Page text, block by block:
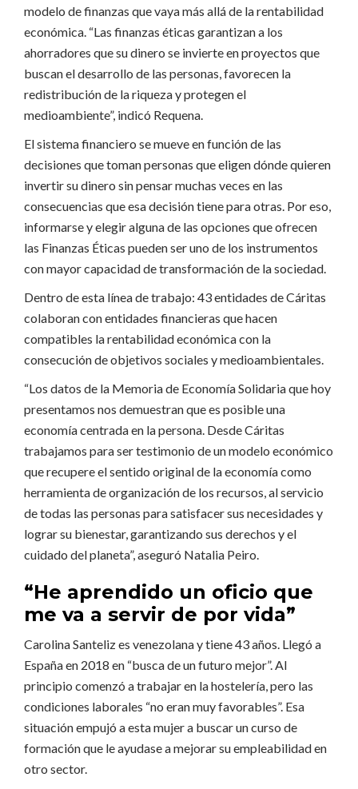
modelo de finanzas que vaya más allá de la rentabilidad
económica. “Las finanzas éticas garantizan a los
ahorradores que su dinero se invierte en proyectos que
buscan el desarrollo de las personas, favorecen la
redistribución de la riqueza y protegen el
medioambiente”, indicó Requena.
El sistema financiero se mueve en función de las
decisiones que toman personas que eligen dónde quieren
invertir su dinero sin pensar muchas veces en las
consecuencias que esa decisión tiene para otras. Por eso,
informarse y elegir alguna de las opciones que ofrecen
las Finanzas Éticas pueden ser uno de los instrumentos
con mayor capacidad de transformación de la sociedad.
Dentro de esta línea de trabajo: 43 entidades de Cáritas
colaboran con entidades financieras que hacen
compatibles la rentabilidad económica con la
consecución de objetivos sociales y medioambientales.
“Los datos de la Memoria de Economía Solidaria que hoy
presentamos nos demuestran que es posible una
economía centrada en la persona. Desde Cáritas
trabajamos para ser testimonio de un modelo económico
que recupere el sentido original de la economía como
herramienta de organización de los recursos, al servicio
de todas las personas para satisfacer sus necesidades y
lograr su bienestar, garantizando sus derechos y el
cuidado del planeta”, aseguró Natalia Peiro.
“He aprendido un oficio que
me va a servir de por vida”
Carolina Santeliz es venezolana y tiene 43 años. Llegó a
España en 2018 en “busca de un futuro mejor”. Al
principio comenzó a trabajar en la hostelería, pero las
condiciones laborales “no eran muy favorables”. Esa
situación empujó a esta mujer a buscar un curso de
formación que le ayudase a mejorar su empleabilidad en
otro sector.